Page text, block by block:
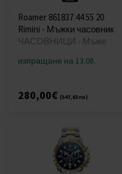
Roamer 861837 44 55 20
Rimini - Мъжки часовник
ЧАСОВНИЦИ - Мъже
изпращане на 13.08.
280,00€ (547,63лв)